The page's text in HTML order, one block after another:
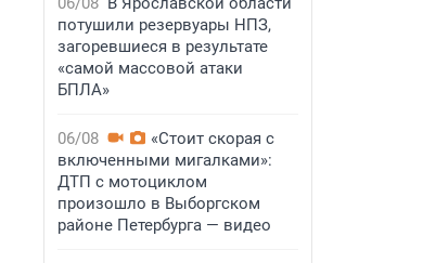
потушили резервуары НПЗ,
загоревшиеся в результате
«самой массовой атаки
БПЛА»
06/08
«Стоит скорая с
включенными мигалками»:
ДТП с мотоциклом
произошло в Выборгском
районе Петербурга — видео